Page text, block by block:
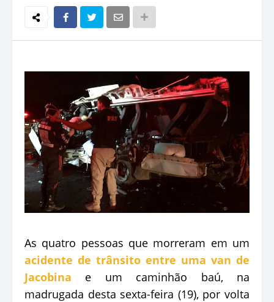
As quatro pessoas que morreram em um
acidente de trânsito entre uma van de
Jacobina e um caminhão baú, na
madrugada desta sexta-feira (19), por volta